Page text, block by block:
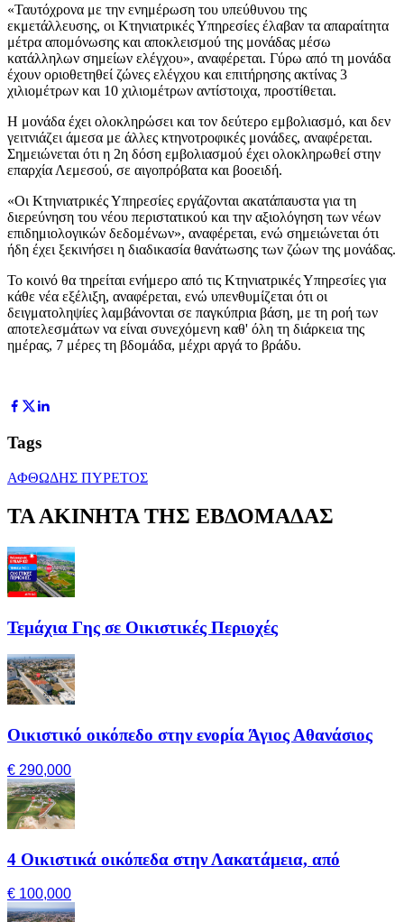
«Ταυτόχρονα με την ενημέρωση του υπεύθυνου της
εκμετάλλευσης, οι Κτηνιατρικές Υπηρεσίες έλαβαν τα απαραίτητα
μέτρα απομόνωσης και αποκλεισμού της μονάδας μέσω
κατάλληλων σημείων ελέγχου», αναφέρεται. Γύρω από τη μονάδα
έχουν οριοθετηθεί ζώνες ελέγχου και επιτήρησης ακτίνας 3
χιλιομέτρων και 10 χιλιομέτρων αντίστοιχα, προστίθεται.
Η μονάδα έχει ολοκληρώσει και τον δεύτερο εμβολιασμό, και δεν
γειτνιάζει άμεσα με άλλες κτηνοτροφικές μονάδες, αναφέρεται.
Σημειώνεται ότι η 2η δόση εμβολιασμού έχει ολοκληρωθεί στην
επαρχία Λεμεσού, σε αιγοπρόβατα και βοοειδή.
«Οι Κτηνιατρικές Υπηρεσίες εργάζονται ακατάπαυστα για τη
διερεύνηση του νέου περιστατικού και την αξιολόγηση των νέων
επιδημιολογικών δεδομένων», αναφέρεται, ενώ σημειώνεται ότι
ήδη έχει ξεκινήσει η διαδικασία θανάτωσης των ζώων της μονάδας.
Το κοινό θα τηρείται ενήμερο από τις Κτηνιατρικές Υπηρεσίες για
κάθε νέα εξέλιξη, αναφέρεται, ενώ υπενθυμίζεται ότι οι
δειγματοληψίες λαμβάνονται σε παγκύπρια βάση, με τη ροή των
αποτελεσμάτων να είναι συνεχόμενη καθ' όλη τη διάρκεια της
ημέρας, 7 μέρες τη βδομάδα, μέχρι αργά το βράδυ.
Tags
ΑΦΘΩΔΗΣ ΠΥΡΕΤΟΣ
ΤΑ ΑΚΙΝΗΤΑ ΤΗΣ ΕΒΔΟΜΑΔΑΣ
Τεμάχια Γης σε Οικιστικές Περιοχές
Οικιστικό οικόπεδο στην ενορία Άγιος Αθανάσιος
€ 290,000
4 Οικιστικά οικόπεδα στην Λακατάμεια, από
€ 100,000